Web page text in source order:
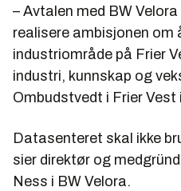
– Avtalen med BW
realisere ambisjonen om
industriområde på Frier
industri, kunnskap og
Ombudstvedt i Frier Vest
Datasenteret skal ikke
sier direktør og
Ness i BW Velora.